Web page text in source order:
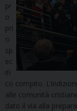
pr
o
pri
o
sp
ec
ifi
co compito.
alle comunità
dato il via alla